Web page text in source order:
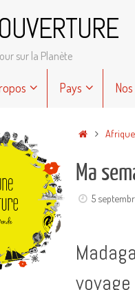
sur la Planète
Pays
AccueilAfrique
Ma
5